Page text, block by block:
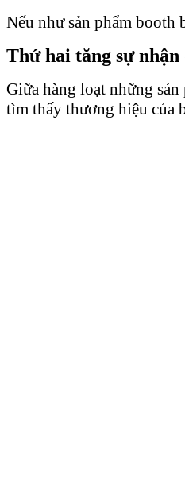
Nếu như sản phẩm booth
Thứ hai tăng sự
Giữa hàng loạt những
tìm thấy thương hiệu của